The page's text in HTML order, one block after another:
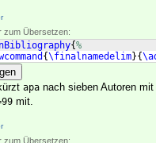
zum Übersetzen:
{%
{\finalnamedelim}{
apa nach sieben Autoren mit
mit.
zum Übersetzen: